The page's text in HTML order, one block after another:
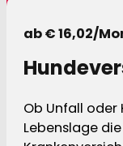
ab € 16,02/
Ob Unfall
Lebenslage